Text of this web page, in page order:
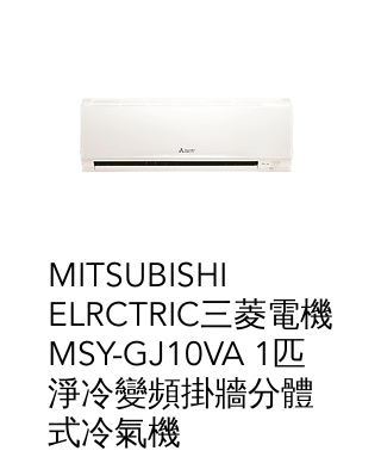
MITSUBISHI
ELRCTRIC三菱電機
MSY-GJ10VA 1匹
淨冷變頻掛牆分體
式冷氣機